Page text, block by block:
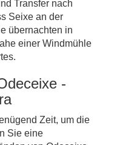
Transfer nach
Seixe an der
übernachten in
einer Windmühle
-
Zeit, um die
Sie eine